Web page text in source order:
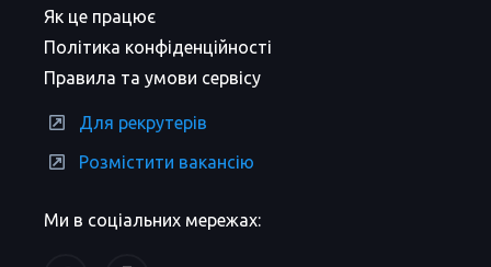
Ми в соціальних мережах:
Як це працює
Політика конфіденційності
Правила та умови сервісу
Для рекрутерів
Розмістити вакансію